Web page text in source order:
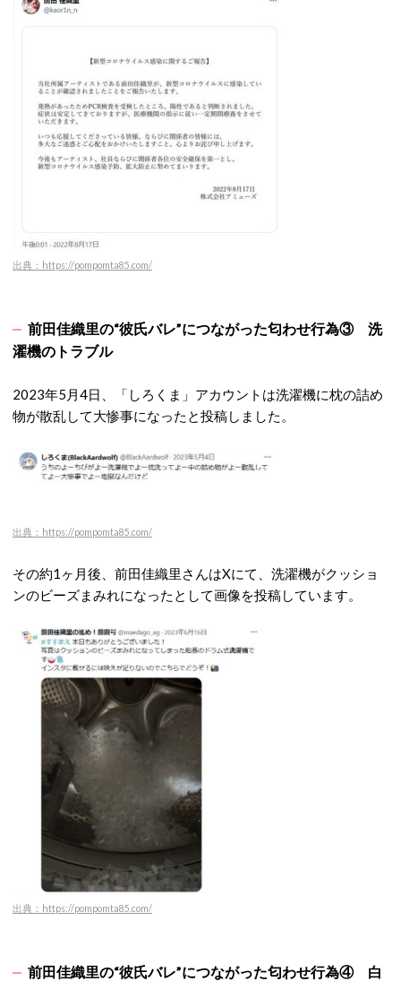
出典：https://pompomta85.com/
前田佳織里の“彼氏バレ”につながった匂わせ行為③ 洗
濯機のトラブル
2023年5月4日、「しろくま」アカウントは洗濯機に枕の詰め
物が散乱して大惨事になったと投稿しました。
出典：https://pompomta85.com/
その約1ヶ月後、前田佳織里さんはXにて、洗濯機がクッショ
ンのビーズまみれになったとして画像を投稿しています。
出典：https://pompomta85.com/
前田佳織里の“彼氏バレ”につながった匂わせ行為④ 白